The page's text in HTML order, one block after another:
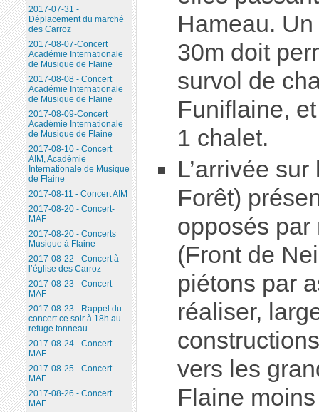
Hameau. Un
30m doit
survol de
Funiflaine,
1 chalet.
L’arrivée
Forêt)
opposés par
(Front de
piétons par
réaliser,
vers les
Flaine
2017-07-31 -
Déplacement du marché
des Carroz
2017-08-07-Concert
Académie Internationale
de Musique de Flaine
2017-08-08 - Concert
Académie Internationale
de Musique de Flaine
2017-08-09-Concert
Académie Internationale
de Musique de Flaine
2017-08-10 - Concert
AIM, Académie
Internationale de Musique
de Flaine
2017-08-11 - Concert AIM
2017-08-20 - Concert-
MAF
2017-08-20 - Concerts
Musique à Flaine
2017-08-22 - Concert à
l’église des Carroz
2017-08-23 - Concert -
MAF
2017-08-23 - Rappel du
concert ce soir à 18h au
refuge tonneau
2017-08-24 - Concert
MAF
2017-08-25 - Concert
MAF
2017-08-26 - Concert
MAF